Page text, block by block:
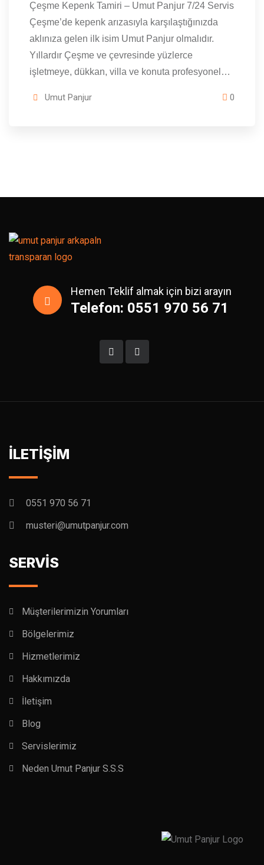
Çeşme Kepenk Tamiri – Umut Panjur 7/24 Servis
Çeşme’de kepenk arızasıyla karşılaştığınızda
aklınıza gelen ilk isim Umut Panjur olmalıdır.
Yıllardır Çeşme ve çevresinde yüzlerce
işletmeye, dükkan, villa ve konuta profesyonel…
Umut Panjur 0
Hemen Teklif almak için bizi arayın
Telefon: 0551 970 56 71
İLETİŞİM
0551 970 56 71
musteri@umutpanjur.com
SERVİS
Müşterilerimizin Yorumları
Bölgelerimiz
Hizmetlerimiz
Hakkımızda
İletişim
Blog
Servislerimiz
Neden Umut Panjur S.S.S